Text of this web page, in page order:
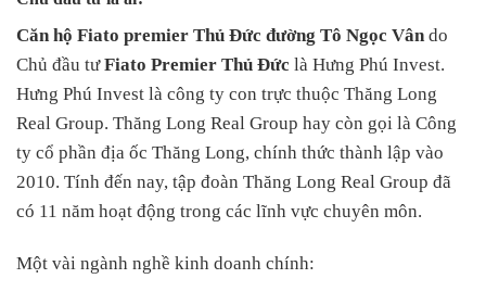
Căn hộ Fiato premier Thủ Đức đường Tô Ngọc Vândo
Chủ đầu tưFiato Premier Thủ Đức là Hưng Phú Invest.
Hưng Phú Invest là công ty con trực thuộc Thăng Long
Real Group. Thăng Long Real Group hay còn gọi là Công
ty cổ phần địa ốc Thăng Long, chính thức thành lập vào
2010. Tính đến nay, tập đoàn Thăng Long Real Group đã
có 11 năm hoạt động trong các lĩnh vực chuyên môn.
Một vài ngành nghề kinh doanh chính: